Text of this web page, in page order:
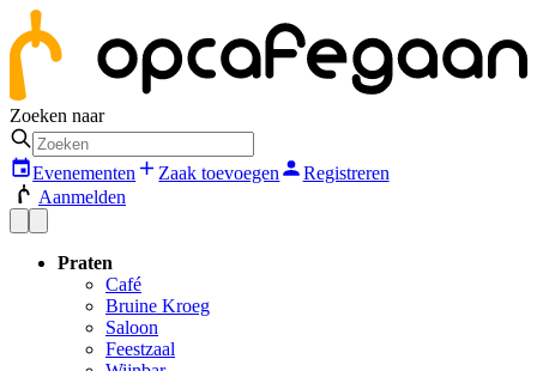
Zoeken naar
Evenementen Zaak toevoegen
Registreren
Aanmelden
Praten
Café
Bruine Kroeg
Saloon
Feestzaal